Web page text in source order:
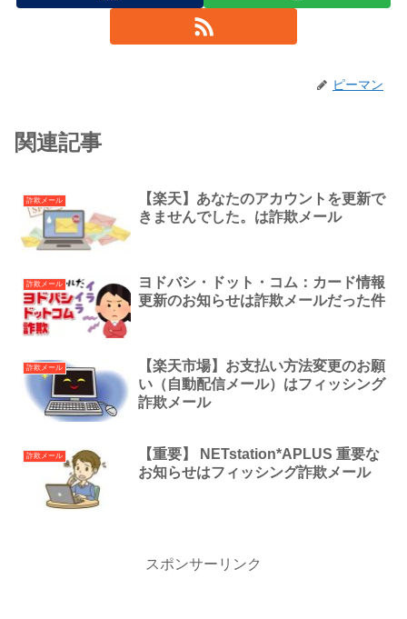
ピーマン
関連記事
詐欺メール
【楽天】あなたのアカウントを更新で
きませんでした。は詐欺メール
詐欺メール
ヨドバシ・ドット・コム：カード情報
更新のお知らせは詐欺メールだった件
詐欺メール
【楽天市場】お支払い方法変更のお願
い（自動配信メール）はフィッシング
詐欺メール
詐欺メール
【重要】 NETstation*APLUS 重要な
お知らせはフィッシング詐欺メール
スポンサーリンク